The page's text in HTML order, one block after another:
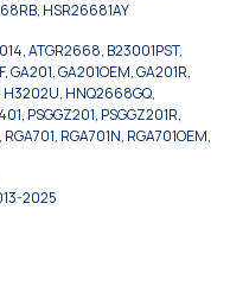
HSR26681AY
ATGR2668, B23001PST,
GA201, GA201OEM, GA201R,
H3202U, HNQ2668GQ,
PSGGZ201, PSGGZ201R,
RGA701N, RGA701OEM,
2025